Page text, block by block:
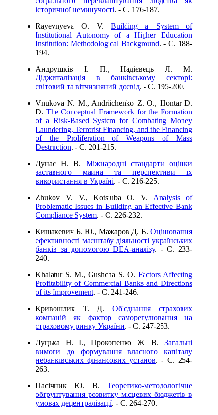
історичної неминучості. - C. 176-187.
Rayevnyeva O. V. Building a System of
Institutional Autonomy of a Higher Education
Institution: Methodological Background. - C. 188-
194.
Андрушків І. П., Надієвець Л. М.
Діджиталізація в банківському секторі:
світовий та вітчизняний досвід. - C. 195-200.
Vnukova N. M., Andriichenko Z. O., Hontar D.
D. The Conceptual Framework for the Formation
of a Risk-Based System for Combating Money
Laundering, Terrorist Financing, and the Financing
of the Proliferation of Weapons of Mass
Destruction. - C. 201-215.
Дунас Н. В. Міжнародні стандарти оцінки
заставного майна та перспективи їх
використання в Україні. - C. 216-225.
Zhukov V. V., Kotsiuba O. V. Analysis of
Problematic Issues in Building an Effective Bank
Compliance System. - C. 226-232.
Кишакевич Б. Ю., Мажаров Д. В. Оцінювання
ефективності масштабу діяльності українських
банків за допомогою DEA-аналізу. - C. 233-
240.
Khalatur S. M., Gushcha S. O. Factors Affecting
Profitability of Commercial Banks and Directions
of its Improvement. - C. 241-246.
Кривошлик Т. Д. Об'єднання страхових
компаній як фактор саморегулювання на
страховому ринку України. - C. 247-253.
Луцька Н. І., Прокопенко Ж. В. Загальні
вимоги до формування власного капіталу
небанківських фінансових установ. - C. 254-
263.
Пасічник Ю. В. Теоретико-методологічне
обґрунтування розвитку місцевих бюджетів в
умовах децентралізації. - C. 264-270.